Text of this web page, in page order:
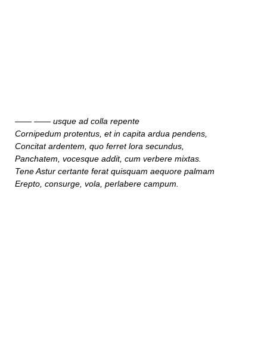
—— —— usque ad colla repente
Cornipedum protentus, et in capita ardua pendens,
Concitat ardentem, quo ferret lora secundus,
Panchatem, vocesque addit, cum verbere mixtas.
Tene Astur certante ferat quisquam aequore palmam
Erepto, consurge, vola, perlabere campum.